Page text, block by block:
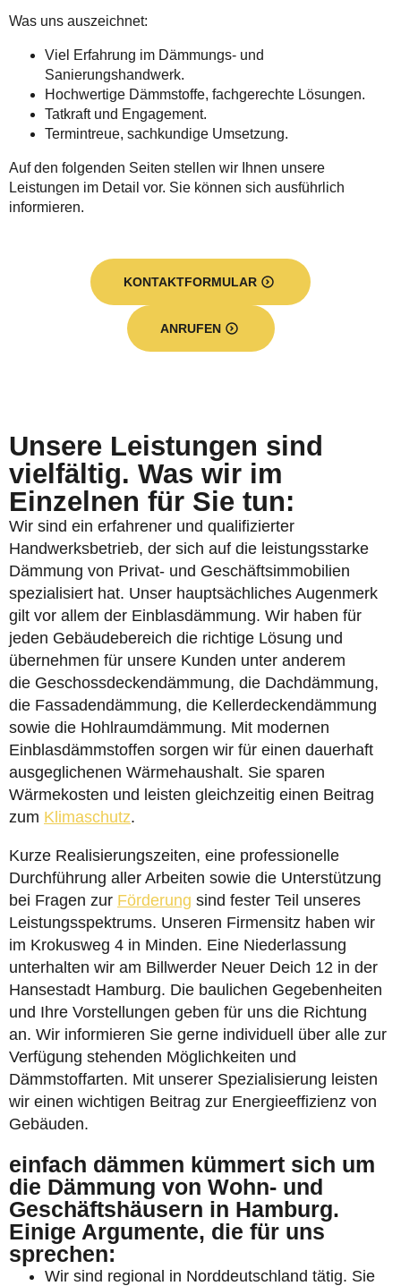
Was uns auszeichnet:
Viel Erfahrung im Dämmungs- und
Sanierungshandwerk.
Hochwertige Dämmstoffe, fachgerechte Lösungen.
Tatkraft und Engagement.
Termintreue, sachkundige Umsetzung.
Auf den folgenden Seiten stellen wir Ihnen unsere
Leistungen im Detail vor. Sie können sich ausführlich
informieren.
KONTAKTFORMULAR
ANRUFEN
Unsere Leistungen sind
vielfältig. Was wir im
Einzelnen für Sie tun:
Wir sind ein erfahrener und qualifizierter
Handwerksbetrieb, der sich auf die leistungsstarke
Dämmung von Privat- und Geschäftsimmobilien
spezialisiert hat. Unser hauptsächliches Augenmerk
gilt vor allem der Einblasdämmung. Wir haben für
jeden Gebäudebereich die richtige Lösung und
übernehmen für unsere Kunden unter anderem
die Geschossdeckendämmung, die Dachdämmung,
die Fassadendämmung, die Kellerdeckendämmung
sowie die Hohlraumdämmung. Mit modernen
Einblasdämmstoffen sorgen wir für einen dauerhaft
ausgeglichenen Wärmehaushalt. Sie sparen
Wärmekosten und leisten gleichzeitig einen Beitrag
zum Klimaschutz.
Kurze Realisierungszeiten, eine professionelle
Durchführung aller Arbeiten sowie die Unterstützung
bei Fragen zur Förderung sind fester Teil unseres
Leistungsspektrums. Unseren Firmensitz haben wir
im Krokusweg 4 in Minden. Eine Niederlassung
unterhalten wir am Billwerder Neuer Deich 12 in der
Hansestadt Hamburg. Die baulichen Gegebenheiten
und Ihre Vorstellungen geben für uns die Richtung
an. Wir informieren Sie gerne individuell über alle zur
Verfügung stehenden Möglichkeiten und
Dämmstoffarten. Mit unserer Spezialisierung leisten
wir einen wichtigen Beitrag zur Energieeffizienz von
Gebäuden.
einfach dämmen kümmert sich um
die Dämmung von Wohn- und
Geschäftshäusern in Hamburg.
Einige Argumente, die für uns
sprechen:
Wir sind regional in Norddeutschland tätig. Sie